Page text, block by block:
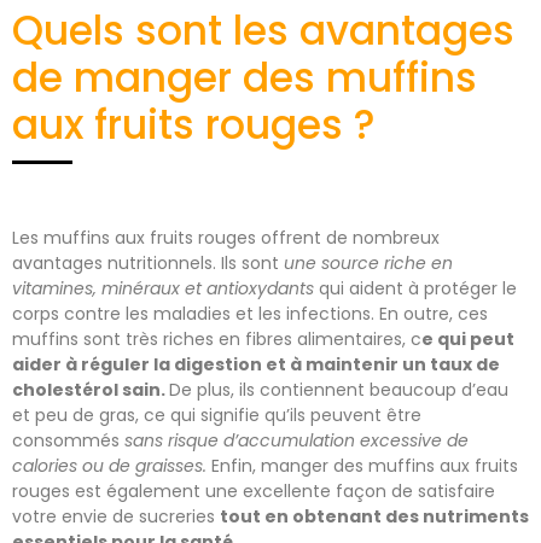
Quels sont les avantages
de manger des muffins
aux fruits rouges ?
Les muffins aux fruits rouges offrent de nombreux
avantages nutritionnels. Ils sont une source riche en
vitamines, minéraux et antioxydants qui aident à protéger le
corps contre les maladies et les infections. En outre, ces
muffins sont très riches en fibres alimentaires, ce qui peut
aider à réguler la digestion et à maintenir un taux de
cholestérol sain.De plus, ils contiennent beaucoup d’eau
et peu de gras, ce qui signifie qu’ils peuvent être
consommés sans risque d’accumulation excessive de
calories ou de graisses. Enfin, manger des muffins aux fruits
rouges est également une excellente façon de satisfaire
votre envie de sucreries tout en obtenant des nutriments